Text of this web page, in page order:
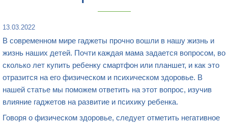
13.03.2022
В современном мире гаджеты прочно вошли в нашу жизнь и
жизнь наших детей. Почти каждая мама задается вопросом, во
сколько лет купить ребенку смартфон или планшет, и как это
отразится на его физическом и психическом здоровье. В
нашей статье мы поможем ответить на этот вопрос, изучив
влияние гаджетов на развитие и психику ребенка.
Говоря о физическом здоровье, следует отметить негативное